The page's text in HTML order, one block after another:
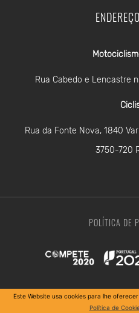
Rua Cabedo e Lencastre
Rua da Fonte Nova, 1840
3750-720
POLÍTICA DE
Copyright
Este Website usa cookies para lhe
Política de